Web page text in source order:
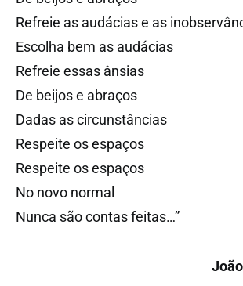
Refreie as audácias e as
Escolha bem as audácias
Refreie essas ânsias
De beijos e abraços
Dadas as circunstâncias
Respeite os espaços
Respeite os espaços
No novo normal
Nunca são contas feitas…”